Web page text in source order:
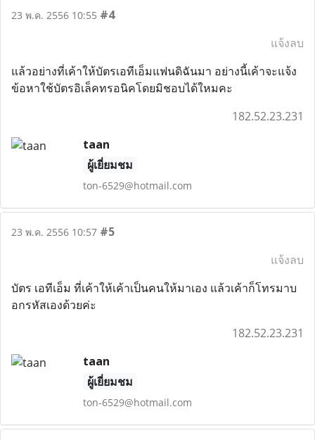
23 พ.ค. 2556 10:55 #4
แจ้งลบ
แล้วอย่างที่เค้าให้บัตรเอทีเอ็มแฟนดิฉันมา อย่างนี้เค้าจะแจ้ง
ข้อหาใช้บัตรอิเล็คทรอนิคโดยมิชอบได้ใหมคะ
182.52.23.231
taan
ผู้เยี่ยมชม
ton-6529@hotmail.com
23 พ.ค. 2556 10:57 #5
แจ้งลบ
บัตร เอทีเอ็ม ที่เค้าให้เค้าเป็นคนให้มาเอง แล้วเค้าก็โทรมาบ
อกรหัสเองด้วยค่ะ
182.52.23.231
taan
ผู้เยี่ยมชม
ton-6529@hotmail.com